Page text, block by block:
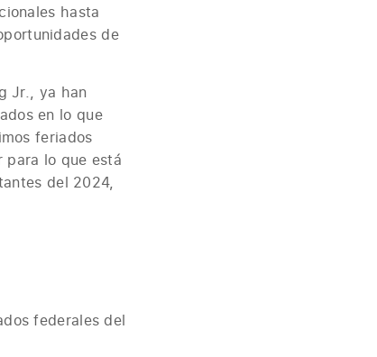
hasta
de
Jr., ya han
en lo que
feriados
para lo que está
del 2024,
federales del